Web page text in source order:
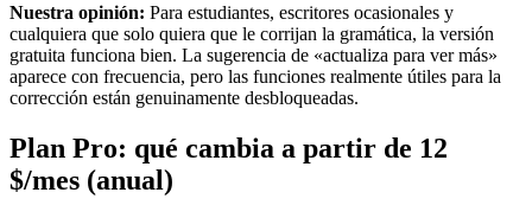
Nuestra opinión: Para estudiantes, escritores ocasionales y
cualquiera que solo quiera que le corrijan la gramática, la versión
gratuita funciona bien. La sugerencia de «actualiza para ver más»
aparece con frecuencia, pero las funciones realmente útiles para la
corrección están genuinamente desbloqueadas.
Plan Pro: qué cambia a partir de 12
$/mes (anual)